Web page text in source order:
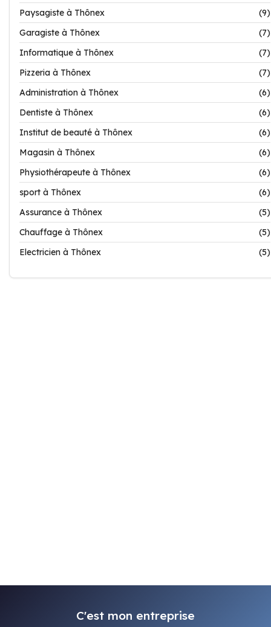
Paysagiste à Thônex
(9)
Garagiste à Thônex
(7)
Informatique à Thônex
(7)
Pizzeria à Thônex
(7)
Administration à Thônex
(6)
Dentiste à Thônex
(6)
Institut de beauté à Thônex
(6)
Magasin à Thônex
(6)
Physiothérapeute à Thônex
(6)
sport à Thônex
(6)
Assurance à Thônex
(5)
Chauffage à Thônex
(5)
Electricien à Thônex
(5)
C'est mon entreprise